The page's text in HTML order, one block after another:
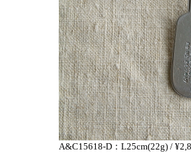
A&C15618-D：L25cm(22g) /